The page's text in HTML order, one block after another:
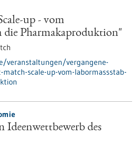
up - vom
die Pharmakaproduktion"
veranstaltungen/vergangene-
scale-up-vom-labormassstab-
Ideenwettbewerb des